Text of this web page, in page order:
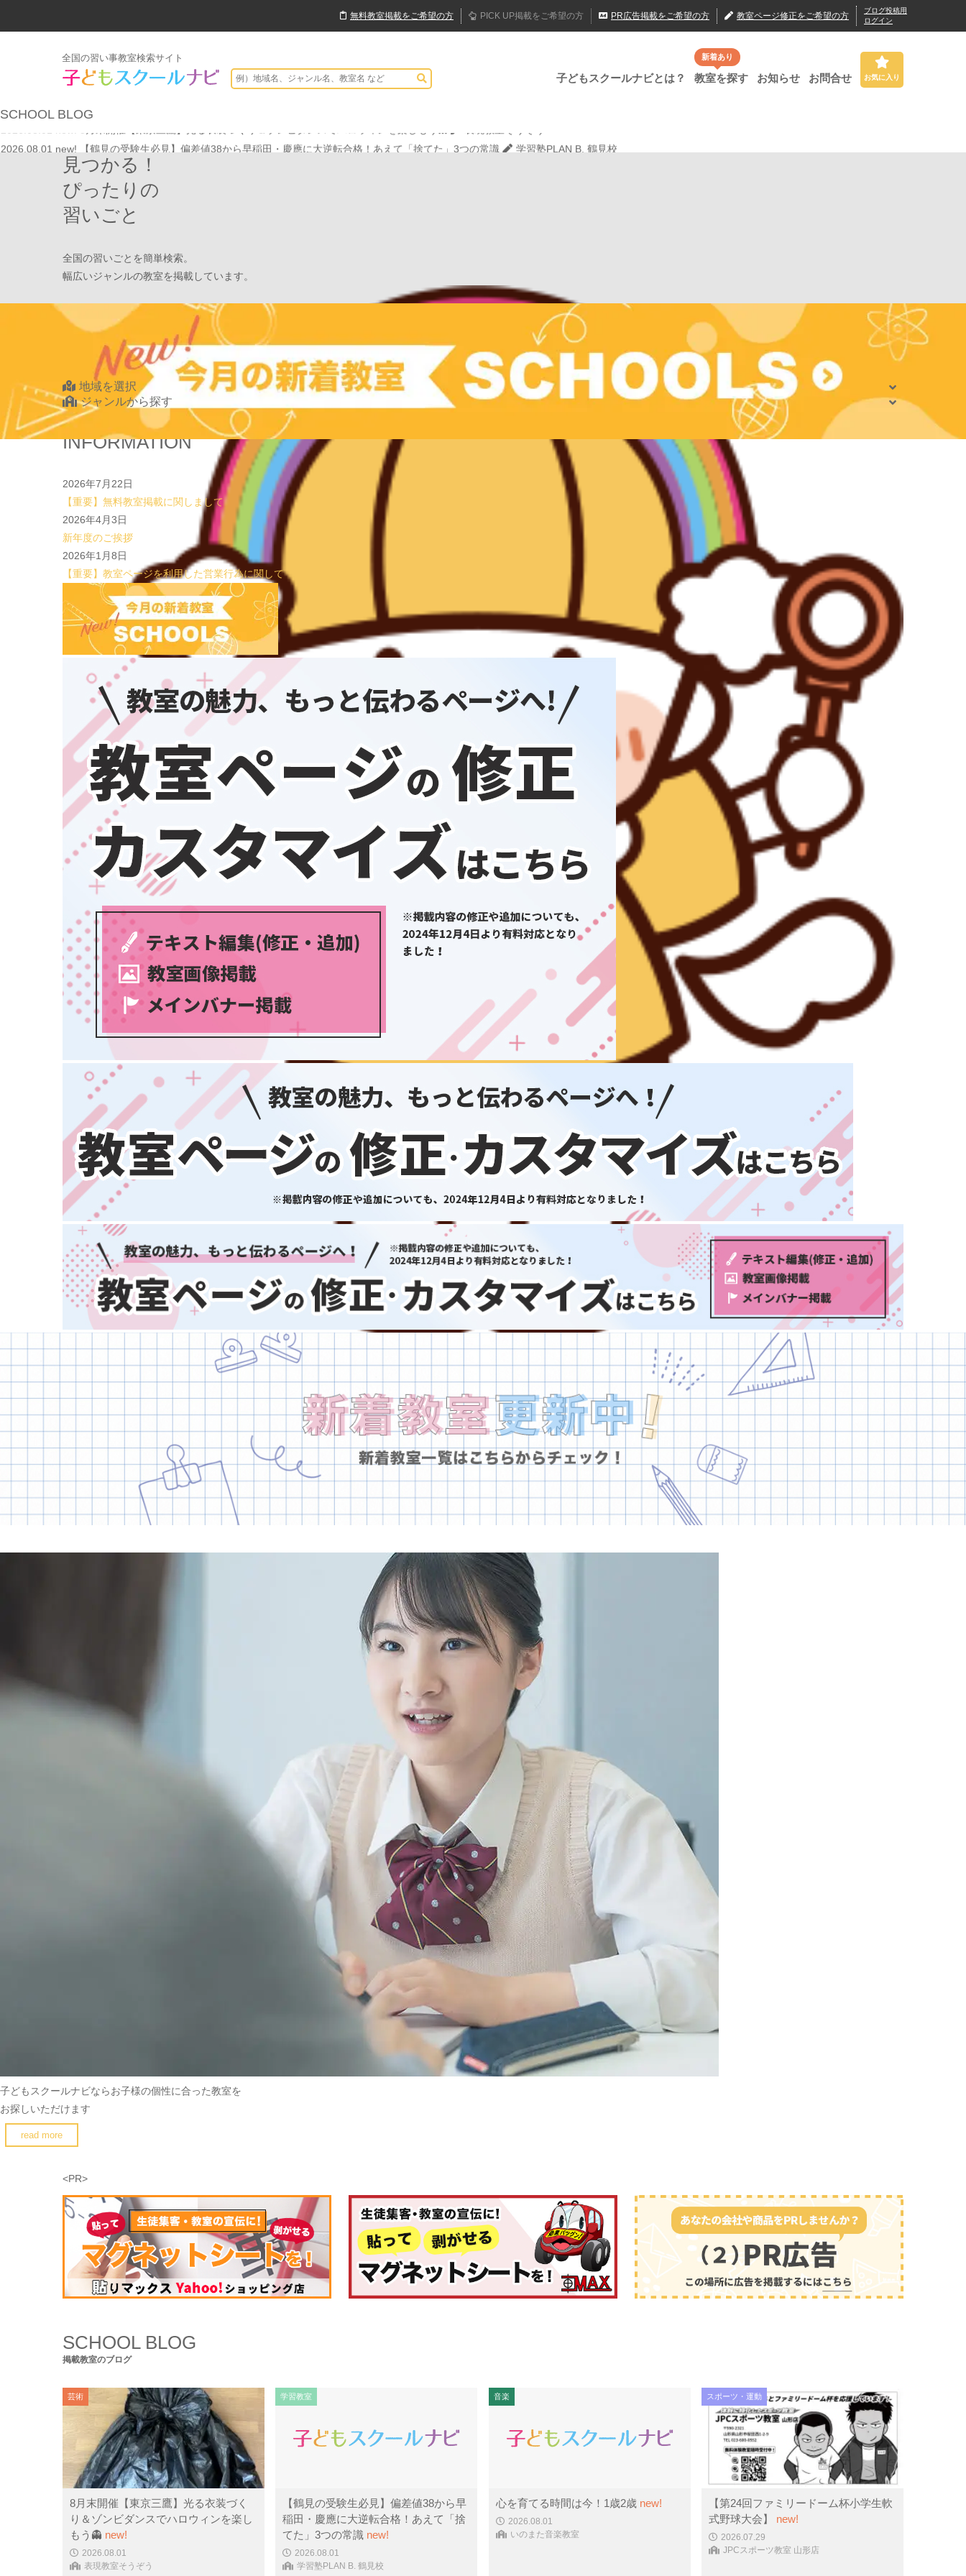
無料教室掲載をご希望の方 PICK UP掲載をご希望の方 PR広告掲載をご希望の方 教室ページ修正をご希望の方
ブログ投稿用
ログイン
全国の習い事教室検索サイト
子どもスクールナビとは？
新着あり
教室を探す お知らせ お問合せ お気に入り
SCHOOL BLOG
2026.08.01
new! 【鶴見の受験生必見】偏差値38から早稲田・慶應に大逆転合格！あえて「捨てた」3つの常識
学習塾PLAN B. 鶴見校
new! 心を育てる時間は今！1歳2歳
new! 【第24回ファミリードーム杯小学生軟式野球大会】
情操教育ってつまり何？
【オンライン開催】夏休みの作文・日記お助け講座
new! 【鶴見の受験生必見】偏差値38から早稲田・慶應に大逆転合格！あえて「捨てた」3つの常識
new! 心を育てる時間は今！1歳2歳
いのまた音楽教室
JPCスポーツ教室 山形店
情操教育ってつまり何？
いのまた音楽教室
【オンライン開催】夏休みの作文・日記お助け講座
見つかる！
ぴったりの
習いごと
全国の習いごとを簡単検索。
幅広いジャンルの教室を掲載しています。
子どもスクールナビ
公式キャラクター
Find Your School
地域を選択
北海道・東北
北海道
岩手県
宮城県
秋田県
山形県
福島県
関東
栃木県
群馬県
埼玉県
東京都
神奈川県
新潟県
富山県
石川県
福井県
山梨県
長野県
岐阜県
静岡県
関西
滋賀県
京都府
大阪府
兵庫県
奈良県
和歌山県
鳥取県
島根県
岡山県
広島県
山口県
徳島県
香川県
愛媛県
高知県
九州・沖縄
佐賀県
長崎県
熊本県
宮崎県
鹿児島県
沖縄県
ジャンルから探す
学習教室 (5437)
スポーツ・運動(2745)
INFORMATION
2026年7月22日
【重要】無料教室掲載に関しまして
2026年4月3日
新年度のご挨拶
2026年1月8日
【重要】教室ページを利用した営業行為に関して
子どもスクールナビならお子様の個性に合った教室を
お探しいただけます
read more
<PR>
SCHOOL BLOG
掲載教室のブログ
芸術
8月末開催【東京三鷹】光る衣装づく
り＆ゾンビダンスでハロウィンを楽し
もう👻 new!
2026.08.01
表現教室そうぞう
学習教室
【鶴見の受験生必見】偏差値38から早
稲田・慶應に大逆転合格！あえて「捨
てた」3つの常識 new!
2026.08.01
学習塾PLAN B. 鶴見校
音楽
心を育てる時間は今！1歳2歳 new!
2026.08.01
いのまた音楽教室
スポーツ・運動
【第24回ファミリードーム杯小学生軟
式野球大会】 new!
2026.07.29
JPCスポーツ教室 山形店